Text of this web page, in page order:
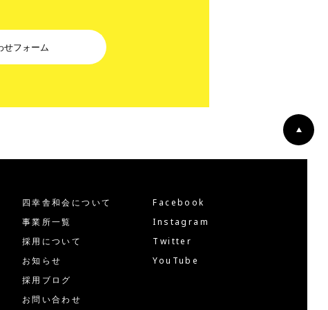
せフォーム
四幸舎和会について
事業所一覧
採用について
お知らせ
採用ブログ
お問い合わせ
Facebook
Instagram
Twitter
YouTube